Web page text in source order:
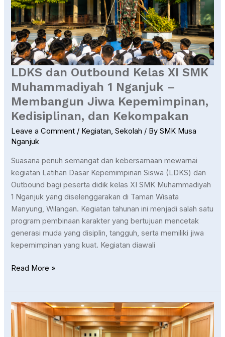
LDKS dan Outbound Kelas XI SMK
Muhammadiyah 1 Nganjuk –
Membangun Jiwa Kepemimpinan,
Kedisiplinan, dan Kekompakan
Leave a Comment / Kegiatan,Sekolah / BySMK Musa
Nganjuk
Suasana penuh semangat dan kebersamaan mewarnai
kegiatan Latihan Dasar Kepemimpinan Siswa (LDKS) dan
Outbound bagi peserta didik kelas XI SMK Muhammadiyah
1 Nganjuk yang diselenggarakan di Taman Wisata
Manyung, Wilangan. Kegiatan tahunan ini menjadi salah satu
program pembinaan karakter yang bertujuan mencetak
generasi muda yang disiplin, tangguh, serta memiliki jiwa
kepemimpinan yang kuat. Kegiatan diawali
XI
SMK
Muhammadiyah
1
Nganjuk
–
Membangun
Jiwa
Kepemimpinan,
Kedisiplinan,
Kekompakan
Read More »
FORTASI
dan
MPLS